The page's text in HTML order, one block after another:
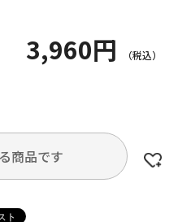
3,960円
商品です